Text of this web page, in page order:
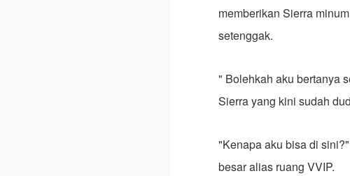
memberikan Sierra
setenggak.
" Bolehkah aku bertanya
Sierra yang kini sudah
"Kenapa aku bisa di
besar alias ruang VVIP.